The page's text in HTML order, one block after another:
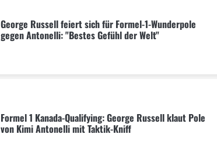
George Russell feiert sich für Formel-1-Wunderpole
gegen Antonelli: "Bestes Gefühl der Welt"
Formel 1 Kanada-Qualifying: George Russell klaut Pole
von Kimi Antonelli mit Taktik-Kniff